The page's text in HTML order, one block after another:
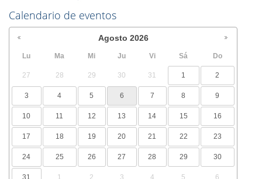
Calendario de eventos
Agosto 2026
Lu Ma Mi Ju Vi Sá Do
27 28 29 30 31 1 2
3 4 5 6 7 8 9
10 11 12 13 14 15 16
17 18 19 20 21 22 23
24 25 26 27 28 29 30
31 1 2 3 4 5 6